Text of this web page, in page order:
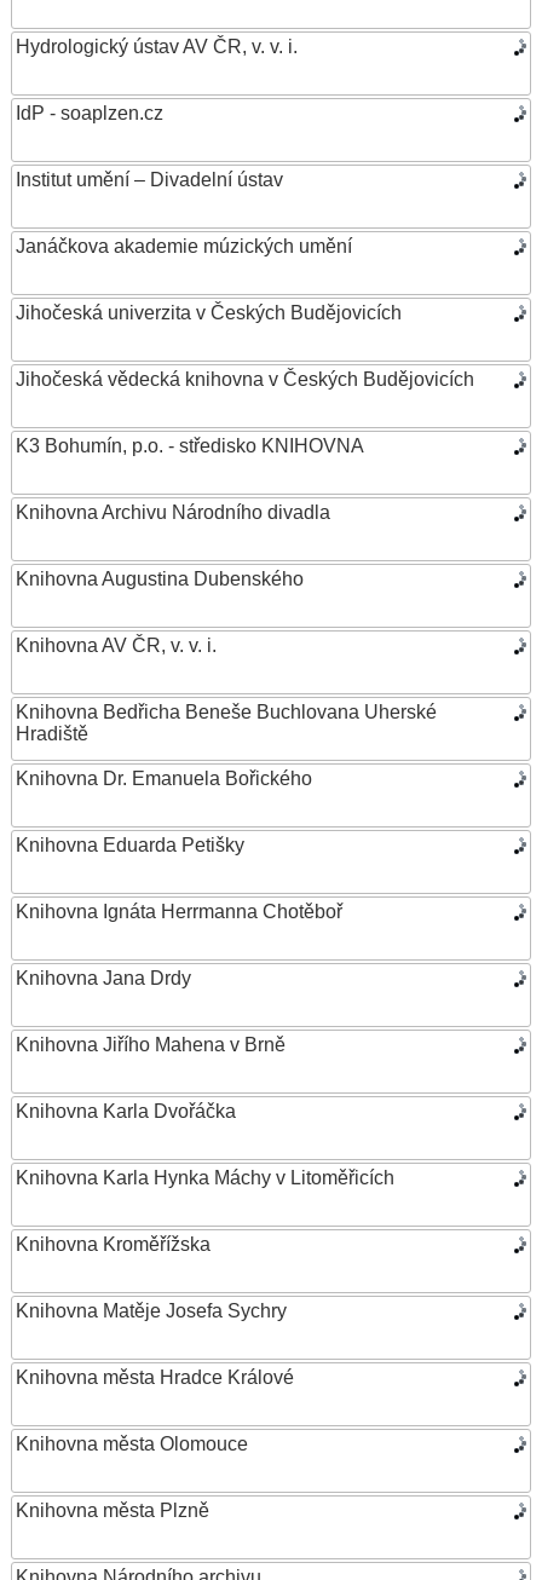
Hydrologický ústav AV ČR, v. v. i.
IdP - soaplzen.cz
Institut umění – Divadelní ústav
Janáčkova akademie múzických umění
Jihočeská univerzita v Českých Budějovicích
Jihočeská vědecká knihovna v Českých Budějovicích
K3 Bohumín, p.o. - středisko KNIHOVNA
Knihovna Archivu Národního divadla
Knihovna Augustina Dubenského
Knihovna AV ČR, v. v. i.
Knihovna Bedřicha Beneše Buchlovana Uherské
Hradiště
Knihovna Dr. Emanuela Bořického
Knihovna Eduarda Petišky
Knihovna Ignáta Herrmanna Chotěboř
Knihovna Jana Drdy
Knihovna Jiřího Mahena v Brně
Knihovna Karla Dvořáčka
Knihovna Karla Hynka Máchy v Litoměřicích
Knihovna Kroměřížska
Knihovna Matěje Josefa Sychry
Knihovna města Hradce Králové
Knihovna města Olomouce
Knihovna města Plzně